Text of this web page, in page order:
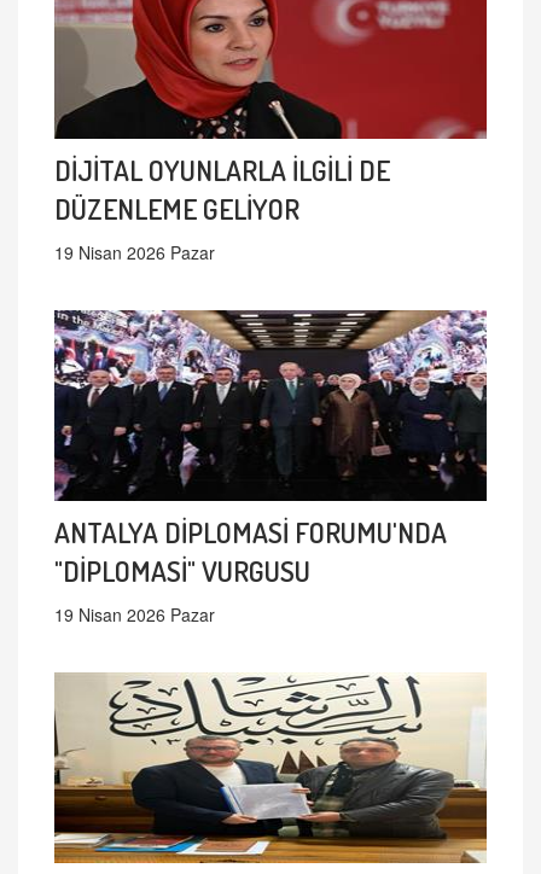
DİJİTAL OYUNLARLA İLGİLİ DE
DÜZENLEME GELİYOR
19 Nisan 2026 Pazar
ANTALYA DİPLOMASİ FORUMU'NDA
"DİPLOMASİ" VURGUSU
19 Nisan 2026 Pazar